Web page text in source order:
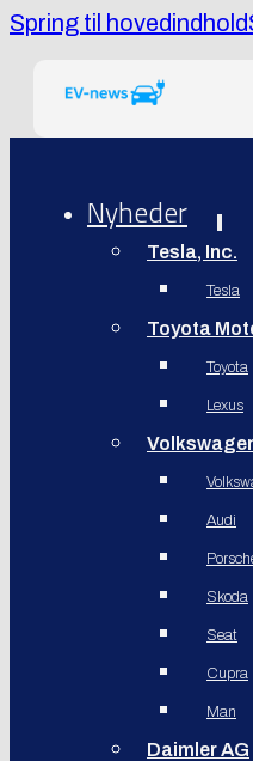
Spring til hovedindhold
Nyheder
Tesla, Inc.
Tesla
Toyota
Toyota
Lexus
Audi
Skoda
Seat
Cupra
Man
Daimler AG